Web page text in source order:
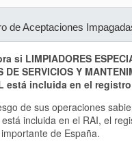
de Aceptaciones
si LIMPIADORES
DE SERVICIOS Y
está incluida en el
de sus operaciones
incluida en el RAI, el
de España.